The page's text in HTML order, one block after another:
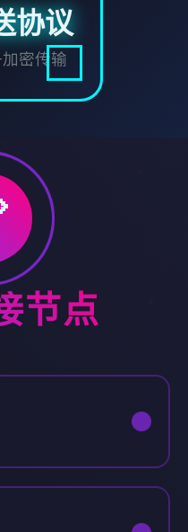
协议
密传输
节点